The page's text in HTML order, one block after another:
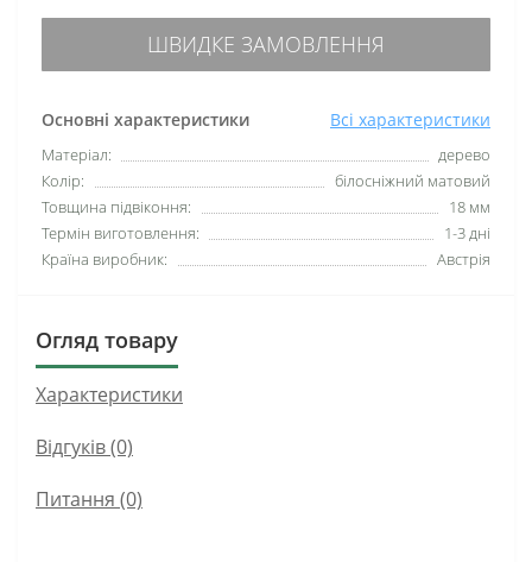
Основні характеристики Всі характеристики
Матеріал:
дерево
Колір:
білосніжний матовий
Товщина підвіконня:
18 мм
Термін виготовлення:
1-3 дні
Країна виробник:
Австрія
ШВИДКЕ ЗАМОВЛЕННЯ
Огляд товару
Характеристики
Відгуків (0)
Питання (0)